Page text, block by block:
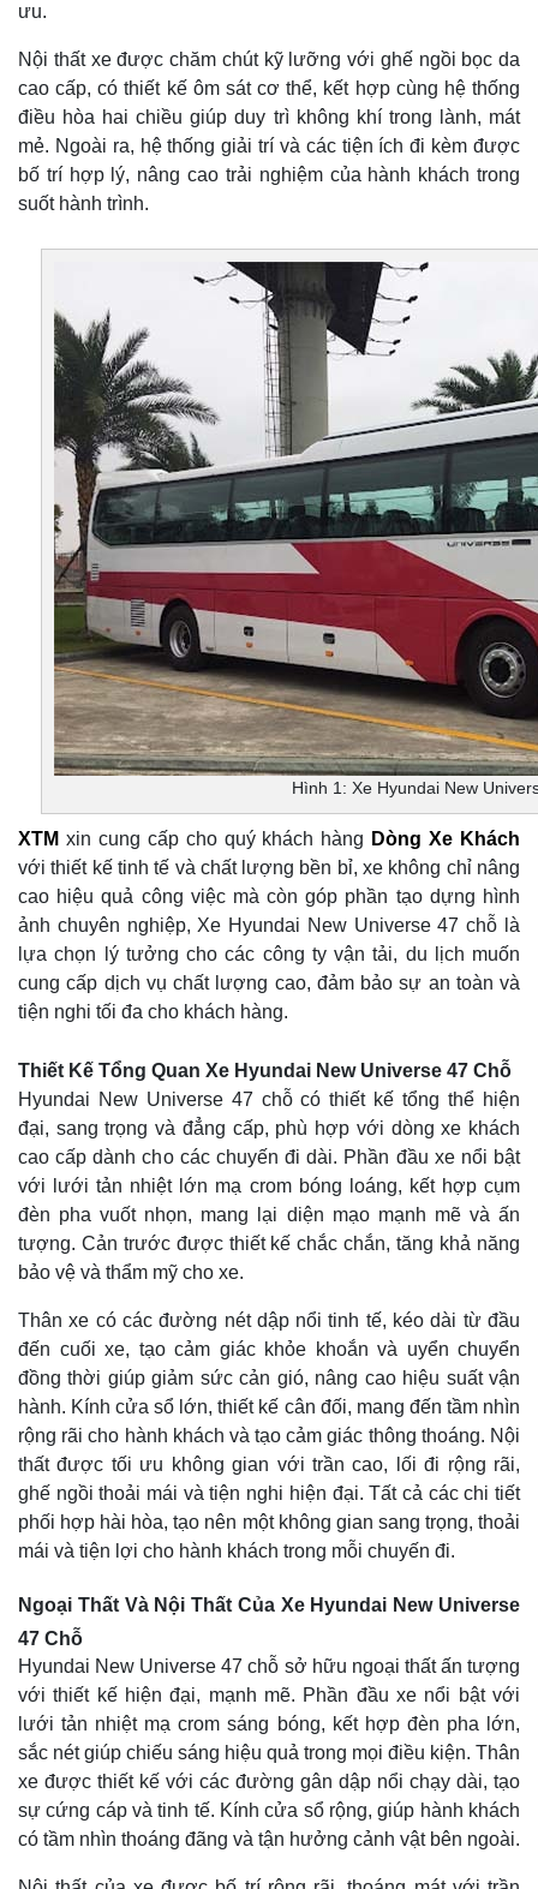
ưu.
Nội thất xe được chăm chút kỹ lưỡng với ghế ngồi bọc da
cao cấp, có thiết kế ôm sát cơ thể, kết hợp cùng hệ thống
điều hòa hai chiều giúp duy trì không khí trong lành, mát
mẻ. Ngoài ra, hệ thống giải trí và các tiện ích đi kèm được
bố trí hợp lý, nâng cao trải nghiệm của hành khách trong
suốt hành trình.
Hình 1: Xe Hyundai New
XTM xin cung cấp cho quý khách hàng Dòng Xe Khách
với thiết kế tinh tế và chất lượng bền bỉ, xe không chỉ nâng
cao hiệu quả công việc mà còn góp phần tạo dựng hình
ảnh chuyên nghiệp, Xe Hyundai New Universe 47 chỗ là
lựa chọn lý tưởng cho các công ty vận tải, du lịch muốn
cung cấp dịch vụ chất lượng cao, đảm bảo sự an toàn và
tiện nghi tối đa cho khách hàng.
Thiết Kế Tổng Quan Xe Hyundai New Universe 47 Chỗ
Hyundai New Universe 47 chỗ có thiết kế tổng thể hiện
đại, sang trọng và đẳng cấp, phù hợp với dòng xe khách
cao cấp dành cho các chuyến đi dài. Phần đầu xe nổi bật
với lưới tản nhiệt lớn mạ crom bóng loáng, kết hợp cụm
đèn pha vuốt nhọn, mang lại diện mạo mạnh mẽ và ấn
tượng. Cản trước được thiết kế chắc chắn, tăng khả năng
bảo vệ và thẩm mỹ cho xe.
Thân xe có các đường nét dập nổi tinh tế, kéo dài từ đầu
đến cuối xe, tạo cảm giác khỏe khoắn và uyển chuyển
đồng thời giúp giảm sức cản gió, nâng cao hiệu suất vận
hành. Kính cửa sổ lớn, thiết kế cân đối, mang đến tầm nhìn
rộng rãi cho hành khách và tạo cảm giác thông thoáng. Nội
thất được tối ưu không gian với trần cao, lối đi rộng rãi,
ghế ngồi thoải mái và tiện nghi hiện đại. Tất cả các chi tiết
phối hợp hài hòa, tạo nên một không gian sang trọng, thoải
mái và tiện lợi cho hành khách trong mỗi chuyến đi.
Ngoại Thất Và Nội Thất Của Xe Hyundai New Universe
47 Chỗ
Hyundai New Universe 47 chỗ sở hữu ngoại thất ấn tượng
với thiết kế hiện đại, mạnh mẽ. Phần đầu xe nổi bật với
lưới tản nhiệt mạ crom sáng bóng, kết hợp đèn pha lớn,
sắc nét giúp chiếu sáng hiệu quả trong mọi điều kiện. Thân
xe được thiết kế với các đường gân dập nổi chạy dài, tạo
sự cứng cáp và tinh tế. Kính cửa sổ rộng, giúp hành khách
có tầm nhìn thoáng đãng và tận hưởng cảnh vật bên ngoài.